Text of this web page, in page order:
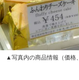
▲写真内の商品情報（価格